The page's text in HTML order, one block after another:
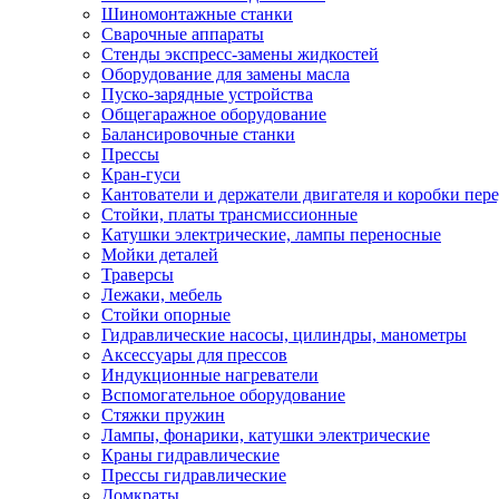
Шиномонтажные станки
Сварочные аппараты
Стенды экспресс-замены жидкостей
Оборудование для замены масла
Пуско-зарядные устройства
Общегаражное оборудование
Балансировочные станки
Прессы
Кран-гуси
Кантователи и держатели двигателя и коробки
Стойки, платы трансмиссионные
Катушки электрические, лампы переносные
Мойки деталей
Траверсы
Лежаки, мебель
Стойки опорные
Гидравлические насосы, цилиндры, манометры
Аксессуары для прессов
Индукционные нагреватели
Вспомогательное оборудование
Стяжки пружин
Лампы, фонарики, катушки электрические
Краны гидравлические
Прессы гидравлические
Домкраты